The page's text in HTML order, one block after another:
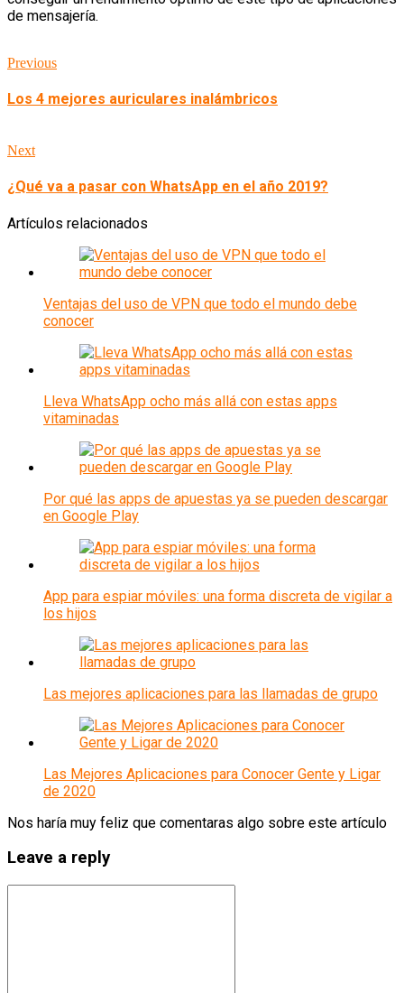
de mensajería.
Previous
Los 4 mejores auriculares inalámbricos
Next
¿Qué va a pasar con WhatsApp en el año 2019?
Artículos relacionados
Ventajas del uso de VPN que todo el mundo debe
conocer
Lleva WhatsApp ocho más allá con estas apps
vitaminadas
Por qué las apps de apuestas ya se pueden descargar
en Google Play
App para espiar móviles: una forma discreta de vigilar a
los hijos
Las mejores aplicaciones para las llamadas de grupo
Las Mejores Aplicaciones para Conocer Gente y Ligar
de 2020
Nos haría muy feliz que comentaras algo sobre este artículo
Leave a reply